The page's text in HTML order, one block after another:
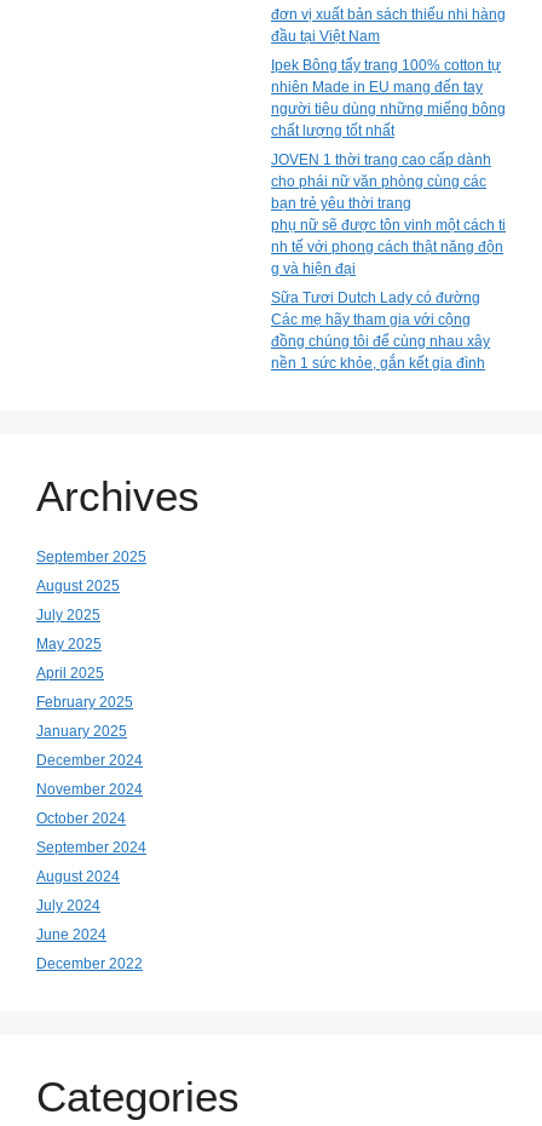
đơn vị xuất bản sách thiếu nhi hàng
đầu tại Việt Nam
Ipek Bông tẩy trang 100% cotton tự
nhiên Made in EU mang đến tay
người tiêu dùng những miếng bông
chất lượng tốt nhất
JOVEN 1 thời trang cao cấp dành
cho phái nữ văn phòng cùng các
bạn trẻ yêu thời trang
phụ nữ sẽ được tôn vinh một cách ti
nh tế với phong cách thật năng độn
g và hiện đại
Sữa Tươi Dutch Lady có đường
Các mẹ hãy tham gia với cộng
đồng chúng tôi để cùng nhau xây
nền 1 sức khỏe, gắn kết gia đình
Archives
September 2025
August 2025
July 2025
May 2025
April 2025
February 2025
January 2025
December 2024
November 2024
October 2024
September 2024
August 2024
July 2024
June 2024
December 2022
Categories